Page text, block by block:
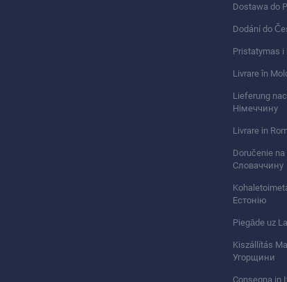
Dostawa do
Dodání do
Pristatymas i
Livrare în
Lieferung
Німеччину
Livrare in
Doručenie
Словаччину
Естонію
Piegāde uz
Kiszállítás
Угорщини
Consegna in